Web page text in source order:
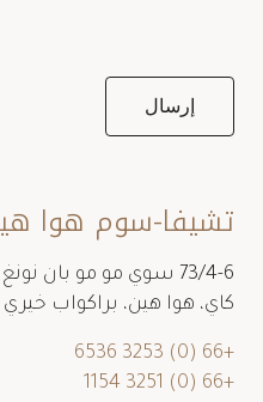
تشيفا-سوم هوا
73/4-6 سوي مو مو بان
كاي، هوا هين، براكواب خيري خان 77110
+66 (0) 3253 6536
+66 (0) 3251 1154